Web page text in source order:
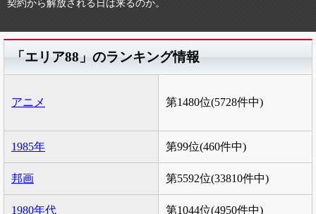
契約から解放される日は来るのか。
「エリア88」のランキング情報
アニメ 第1480位(5728件中)
1985年 第99位(460件中)
邦画 第5592位(33810件中)
1980年代 第1044位(4950件中)